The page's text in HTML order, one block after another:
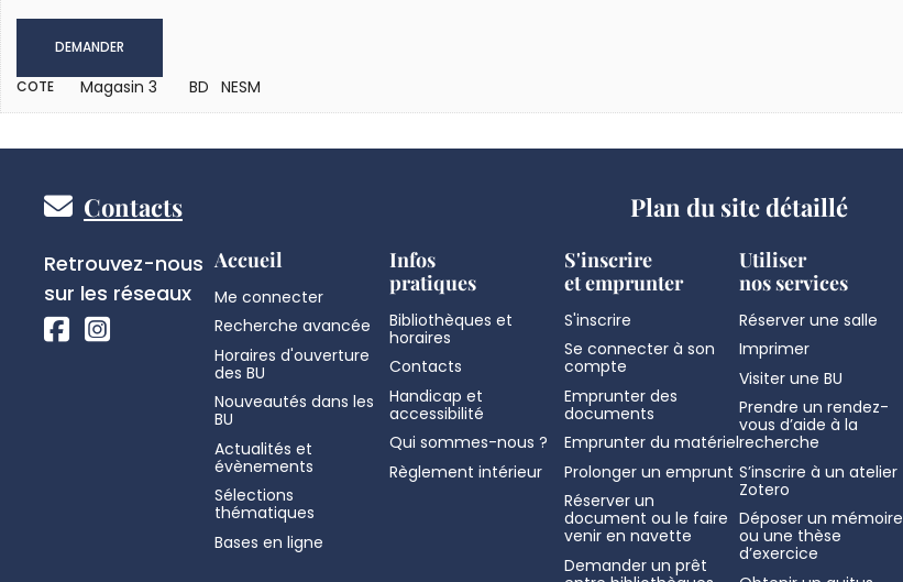
DEMANDER
COTE Magasin 3 BD NESM
Pied
de
page
Contacts
Réseaux
sociaux
Retrouvez-nous
sur les réseaux
Plan du site détaillé
Accueil
Me connecter
Recherche avancée
Horaires d'ouverture
des BU
Nouveautés dans les
BU
Actualités et
évènements
Sélections
thématiques
Bases en ligne
Infos
pratiques
Bibliothèques et
horaires
Contacts
Handicap et
accessibilité
Qui sommes-nous ?
Règlement intérieur
S'inscrire
et emprunter
S'inscrire
Se connecter à son
compte
Emprunter des
documents
Emprunter du matériel
Prolonger un emprunt
Réserver un
document ou le faire
venir en navette
Demander un prêt
Utiliser
nos services
Réserver une salle
Imprimer
Visiter une BU
Prendre un rendez-
vous d’aide à la
recherche
S’inscrire à un atelier
Zotero
Déposer un mémoire
ou une thèse
d’exercice